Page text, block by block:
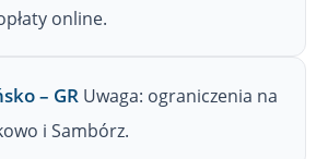
online.
– GR Uwaga: ograniczenia na
i Sambórz.